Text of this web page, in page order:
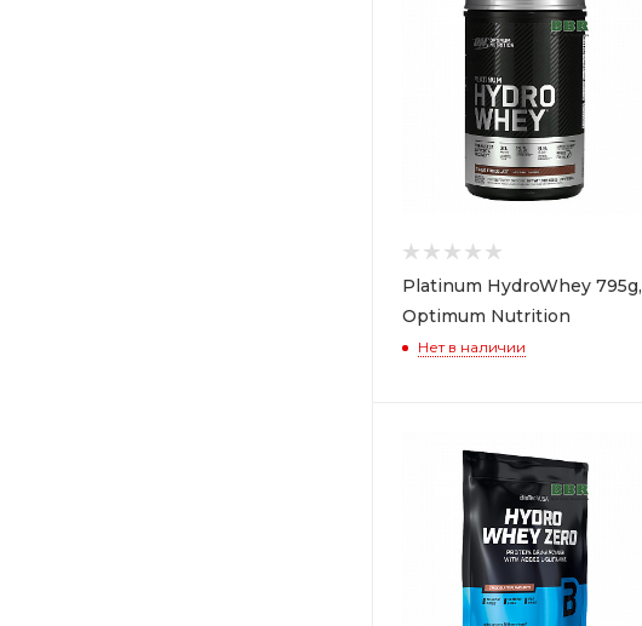
Platinum HydroWhey 795g,
Optimum Nutrition
Нет в наличии